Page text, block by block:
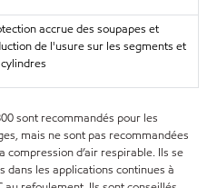
accrue des soupapes et
de l'usure sur les segments et
sont recommandés pour les
mais ne sont pas recommandées
compression d’air respirable. Ils se
les applications continues à